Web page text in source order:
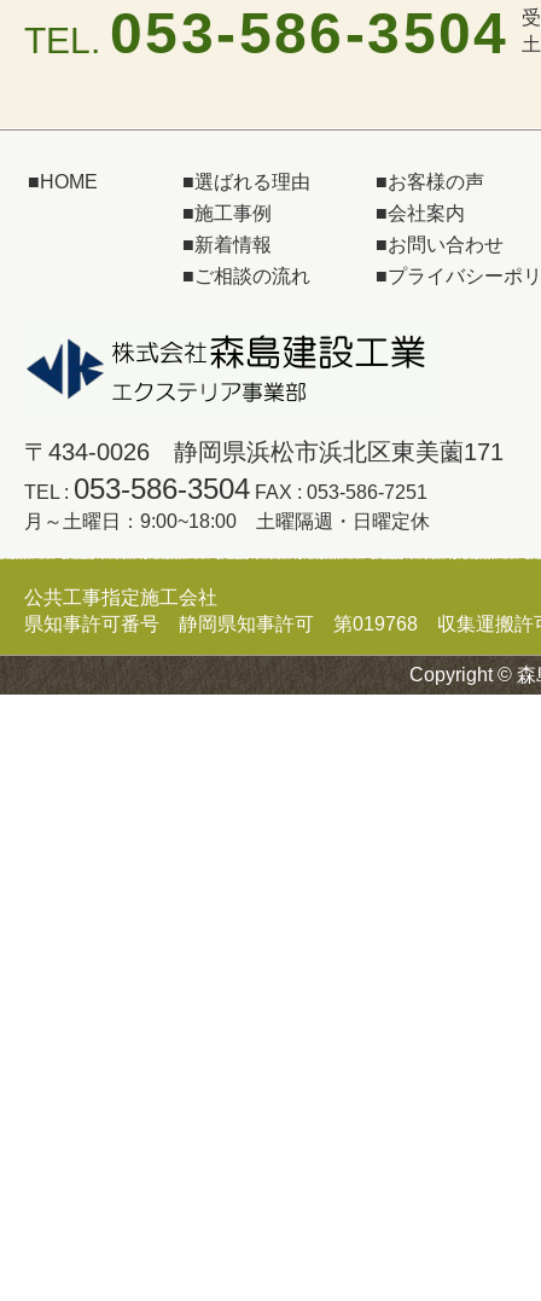
TEL. 053-586-3504
■HOME ■選ばれる理由
■施工事例
■新着情報
■ご相談の流れ
■お客様の声
■会社案内
■お問い合わせ
■プライバシーポ
〒434-0026 静岡県浜松市浜北区東美薗171
TEL : 053-586-3504 FAX : 053-586-7251
月～土曜日：9:00~18:00 土曜隔週・日曜定休
公共工事指定施工会社
県知事許可番号 静岡県知事許可 第019768 収集運搬
Copyright © 森